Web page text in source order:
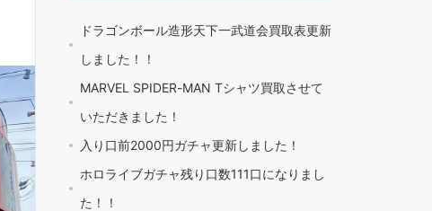
ドラゴンボール造形天下一武道会買取表更新
しました！！
MARVEL SPIDER-MAN Tシャツ買取させて
いただきました！
入り口前2000円ガチャ更新しました！
ホロライブガチャ残り口数111口になりまし
た！！